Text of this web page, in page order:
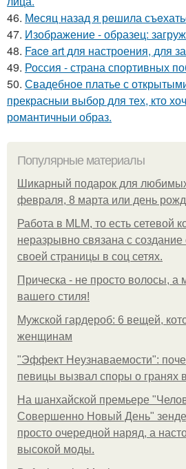
46. Мeсяц назад я рeшила
47. Изображение - образец:
48. Face art для настроения, для
49. Россия - страна спортивных
50. Свадебное платье с
прекрасныи выбор для тех, кто
романтичныи образ.
Популярные материалы
Шикарный подарок для
февраля, 8 марта или день
Работа в MLM, то есть сетевой
неразрывно связана с создание
своей страницы в соц сетях.
Прическа - не просто волосы,
вашего стиля!
Мужской гардероб: 6 вещей,
женщинам
"Эффект Неузнаваемости":
певицы вызвал споры о гранях
На шанхайской премьере
Совершенно Новый День"
просто очередной наряд, а
высокой моды.